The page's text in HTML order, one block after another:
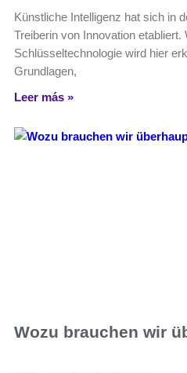
Künstliche Intelligenz hat sich in
Treiberin von Innovation etabliert.
Schlüsseltechnologie wird hier
Grundlagen,
Leer más »
Wozu brauchen wir